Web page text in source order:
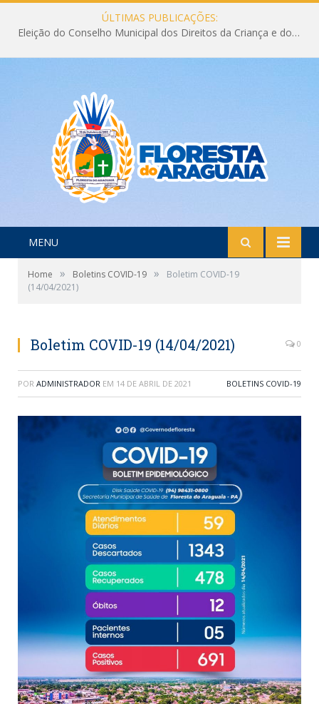
ÚLTIMAS PUBLICAÇÕES:
Eleição do Conselho Municipal dos Direitos da Criança e do Adolescente CMDCA 2026
MENU
Home » Boletins COVID-19 »
Boletim COVID-19
(14/04/2021)
Boletim COVID-19 (14/04/2021) 0
POR ADMINISTRADOR EM 14 DE ABRIL DE 2021 BOLETINS COVID-19